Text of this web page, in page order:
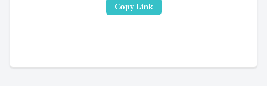
Copy Link